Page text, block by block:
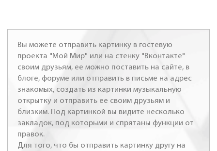
Вы можете отправить картинку в гостевую
проекта "Мой Мир" или на стенку "Вконтакте"
своим друзьям, ее можно поставить на сайте, в
блоге, форуме или отправить в письме на адрес
знакомых, создать из картинки музыкальную
открытку и отправить ее своим друзьям и
близким. Под картинкой вы видите несколько
закладок, под которыми и спрятаны функции от
правок.
Для того, что бы отправить картинку другу на